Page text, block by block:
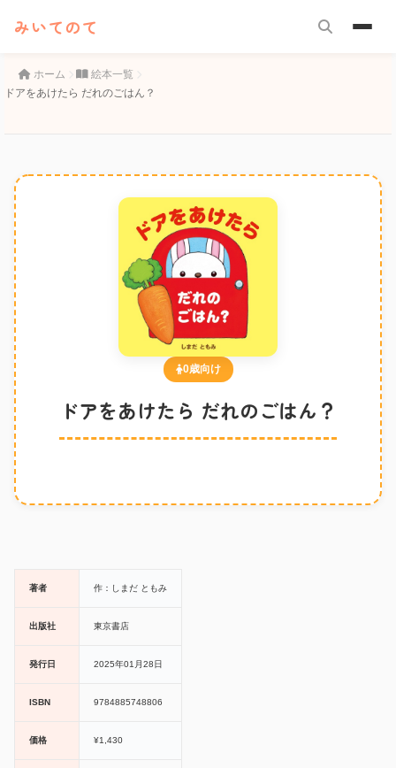
みいてのて
ホーム
絵本一覧
ドアをあけたら だれのごはん？
0歳向け
ドアをあけたら だれのごはん？
著者 作：しまだ ともみ
出版社 東京書店
発行日 2025年01月28日
ISBN 9784885748806
価格 ¥1,430